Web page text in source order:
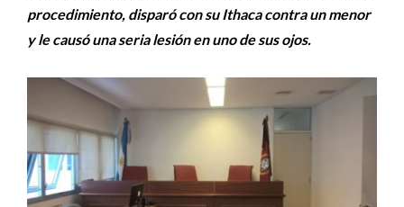
procedimiento, disparó con su Ithaca contra un menor
y le causó una seria lesión en uno de sus ojos.